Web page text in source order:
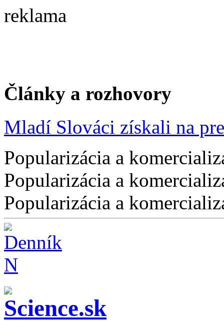
reklama
Články a rozhovory
Mladí Slováci získali na
Popularizácia a
Popularizácia a
Popularizácia a